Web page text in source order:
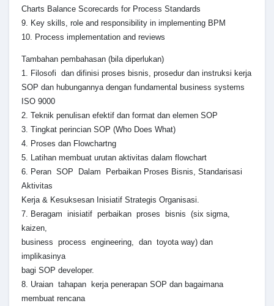
Charts Balance Scorecards for Process Standards
9. Key skills, role and responsibility in implementing BPM
10. Process implementation and reviews
Tambahan pembahasan (bila diperlukan)
1. Filosofi dan difinisi proses bisnis, prosedur dan instruksi kerja
SOP dan hubungannya dengan fundamental business systems
ISO 9000
2. Teknik penulisan efektif dan format dan elemen SOP
3. Tingkat perincian SOP (Who Does What)
4. Proses dan Flowchartng
5. Latihan membuat urutan aktivitas dalam flowchart
6. Peran SOP Dalam Perbaikan Proses Bisnis, Standarisasi
Aktivitas
Kerja & Kesuksesan Inisiatif Strategis Organisasi.
7. Beragam inisiatif perbaikan proses bisnis (six sigma,
kaizen,
business process engineering, dan toyota way) dan
implikasinya
bagi SOP developer.
8. Uraian tahapan kerja penerapan SOP dan bagaimana
membuat rencana